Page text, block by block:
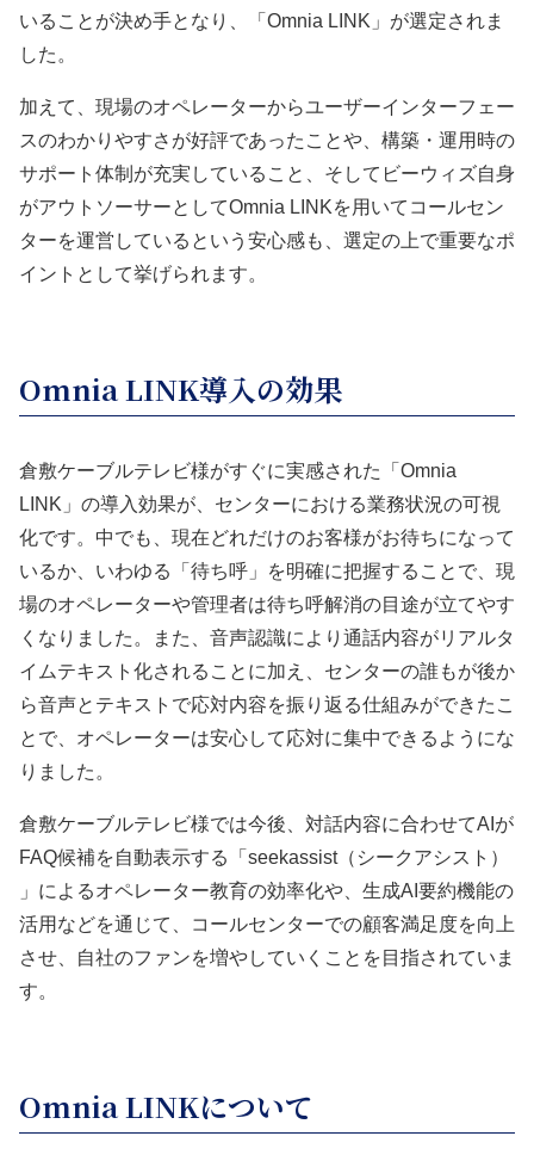
いることが決め手となり、「Omnia LINK」が選定されま
した。
加えて、現場のオペレーターからユーザーインターフェー
スのわかりやすさが好評であったことや、構築・運用時の
サポート体制が充実していること、そしてビーウィズ自身
がアウトソーサーとしてOmnia LINKを用いてコールセン
ターを運営しているという安心感も、選定の上で重要なポ
イントとして挙げられます。
Omnia LINK導入の効果
倉敷ケーブルテレビ様がすぐに実感された「Omnia
LINK」の導入効果が、センターにおける業務状況の可視
化です。中でも、現在どれだけのお客様がお待ちになって
いるか、いわゆる「待ち呼」を明確に把握することで、現
場のオペレーターや管理者は待ち呼解消の目途が立てやす
くなりました。また、音声認識により通話内容がリアルタ
イムテキスト化されることに加え、センターの誰もが後か
ら音声とテキストで応対内容を振り返る仕組みができたこ
とで、オペレーターは安心して応対に集中できるようにな
りました。
倉敷ケーブルテレビ様では今後、対話内容に合わせてAIが
FAQ候補を自動表示する「seekassist（シークアシスト）
」によるオペレーター教育の効率化や、生成AI要約機能の
活用などを通じて、コールセンターでの顧客満足度を向上
させ、自社のファンを増やしていくことを目指されていま
す。
Omnia LINKについて